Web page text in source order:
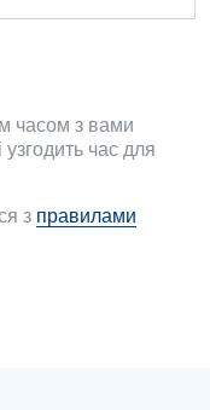
часом з вами
час для
з правилами